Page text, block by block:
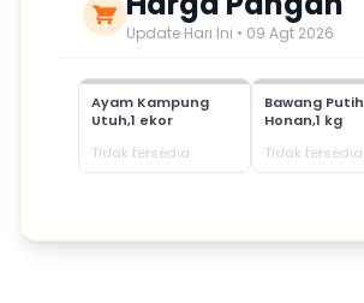
Update Hari Ini • 09 Agt 2026
Ayam Kampung
Utuh,1 ekor
Tidak tersedia
Bawang Putih
Honan,1 kg
Tidak tersedia